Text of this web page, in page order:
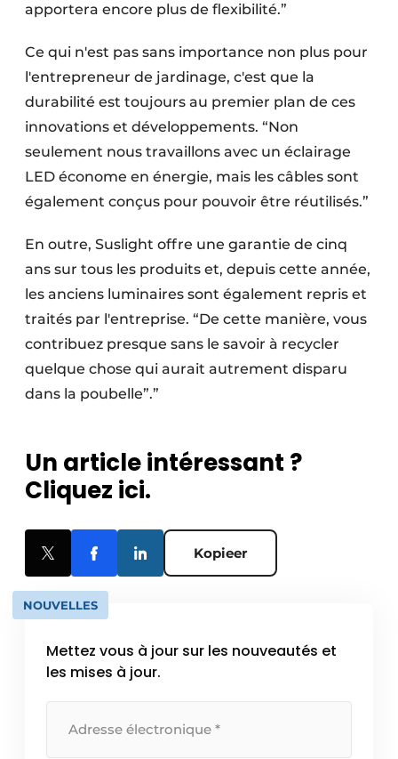
apportera encore plus de flexibilité.”
Ce qui n'est pas sans importance non plus pour
l'entrepreneur de jardinage, c'est que la
durabilité est toujours au premier plan de ces
innovations et développements. “Non
seulement nous travaillons avec un éclairage
LED économe en énergie, mais les câbles sont
également conçus pour pouvoir être réutilisés.”
En outre, Suslight offre une garantie de cinq
ans sur tous les produits et, depuis cette année,
les anciens luminaires sont également repris et
traités par l'entreprise. “De cette manière, vous
contribuez presque sans le savoir à recycler
quelque chose qui aurait autrement disparu
dans la poubelle”.”
Un article intéressant ?
Cliquez ici.
Kopieer
NOUVELLES
Mettez vous à jour sur les nouveautés et
les mises à jour.